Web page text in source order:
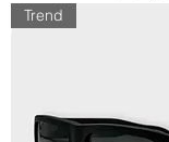
Trend